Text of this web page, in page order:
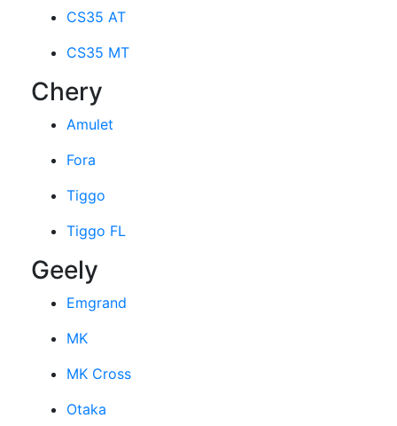
CS35 AT
CS35 MT
Chery
Amulet
Fora
Tiggo
Tiggo FL
Geely
Emgrand
MK
MK Cross
Otaka